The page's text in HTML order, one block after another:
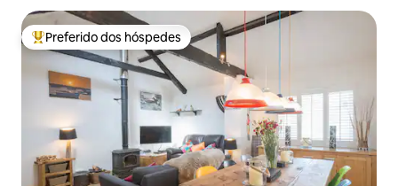
Entre os melhores preferidos dos hóspedes
Preferido dos hóspedes